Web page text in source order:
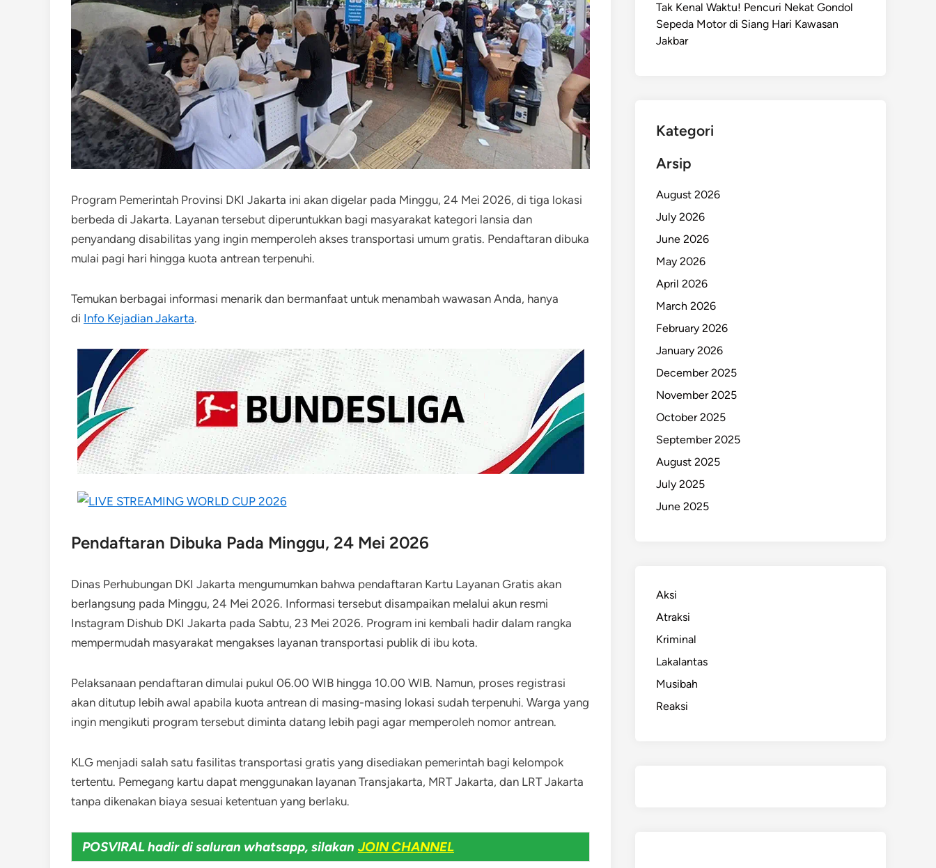
Program Pemerintah Provinsi DKI Jakarta ini akan digelar pada Minggu, 24 Mei 2026, di tiga lokasi
berbeda di Jakarta. Layanan tersebut diperuntukkan bagi masyarakat kategori lansia dan
penyandang disabilitas yang ingin memperoleh akses transportasi umum gratis. Pendaftaran dibuka
mulai pagi hari hingga kuota antrean terpenuhi.
Temukan berbagai informasi menarik dan bermanfaat untuk menambah wawasan Anda, hanya
di Info Kejadian Jakarta.
Pendaftaran Dibuka Pada Minggu, 24 Mei 2026
Dinas Perhubungan DKI Jakarta mengumumkan bahwa pendaftaran Kartu Layanan Gratis akan
berlangsung pada Minggu, 24 Mei 2026. Informasi tersebut disampaikan melalui akun resmi
Instagram Dishub DKI Jakarta pada Sabtu, 23 Mei 2026. Program ini kembali hadir dalam rangka
mempermudah masyarakat mengakses layanan transportasi publik di ibu kota.
Pelaksanaan pendaftaran dimulai pukul 06.00 WIB hingga 10.00 WIB. Namun, proses registrasi
akan ditutup lebih awal apabila kuota antrean di masing-masing lokasi sudah terpenuhi. Warga yang
ingin mengikuti program tersebut diminta datang lebih pagi agar memperoleh nomor antrean.
KLG menjadi salah satu fasilitas transportasi gratis yang disediakan pemerintah bagi kelompok
tertentu. Pemegang kartu dapat menggunakan layanan Transjakarta, MRT Jakarta, dan LRT Jakarta
tanpa dikenakan biaya sesuai ketentuan yang berlaku.
POSVIRAL hadir di saluran whatsapp, silakan JOIN CHANNEL
Tak Kenal Waktu! Pencuri Nekat Gondol
Sepeda Motor di Siang Hari Kawasan
Jakbar
Kategori
Arsip
August 2026
July 2026
June 2026
May 2026
April 2026
March 2026
February 2026
January 2026
December 2025
November 2025
October 2025
September 2025
August 2025
July 2025
June 2025
Aksi
Atraksi
Kriminal
Lakalantas
Musibah
Reaksi